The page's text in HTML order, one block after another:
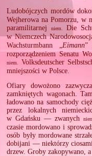
Ludobójczych mordów
Wejherowa na Pomorzu, w
paramilitarnej
niem.
Die
w Niemczech
Wachsturmbann „ Eimann”
rozporządzeniem Senatu
niem. Volksdeutscher
mniejszości w Polsce.
Ofiary dowożono
zamkniętych wagonach.
ładowano na samochody
przez lokalnych
w Gdańsku — zwanych
czasie mordowano i
osób były mordowane
dobijani — niektórzy
drzew. Groby zakopywano,